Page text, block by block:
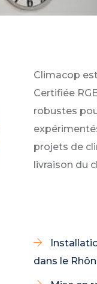
Climacop
Certifiée
robustes
projets de
livraison du
dans le